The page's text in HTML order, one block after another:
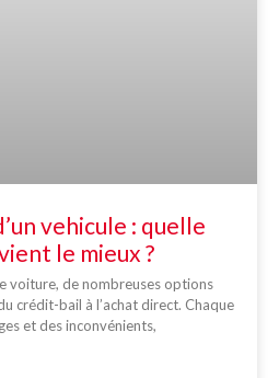
vehicule : quelle
le mieux ?
voiture, de nombreuses options
crédit-bail à l’achat direct. Chaque
et des inconvénients,